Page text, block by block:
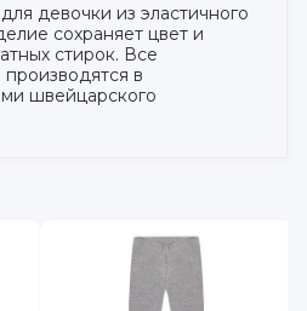
девочки из эластичного
сохраняет цвет и
стирок. Все
в
швейцарского